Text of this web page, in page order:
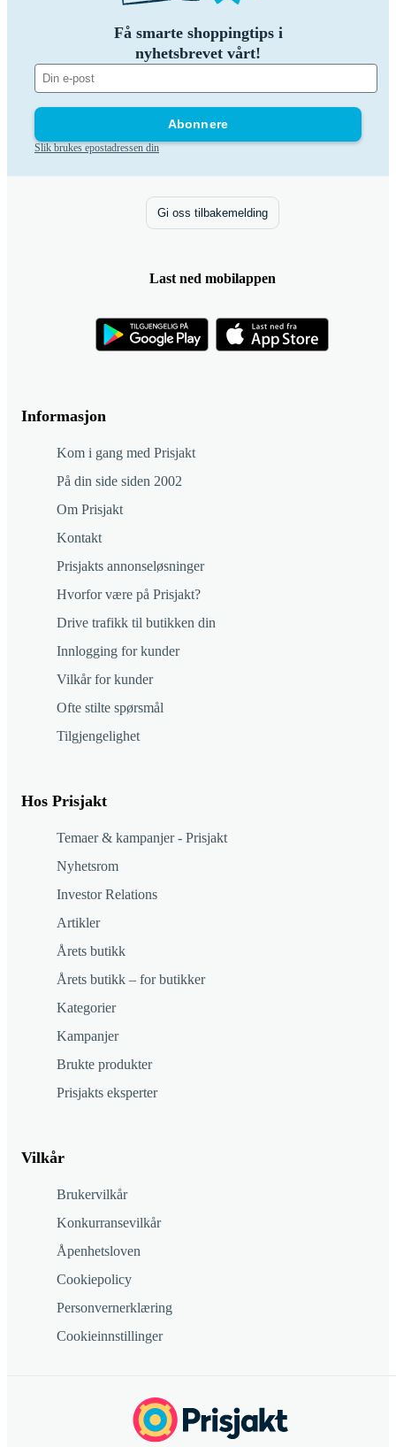
Få smarte shoppingtips i
nyhetsbrevet vårt!
Abonnere
Slik brukes epostadressen din
Informasjon
Kom i gang med Prisjakt
På din side siden 2002
Om Prisjakt
Kontakt
Prisjakts annonseløsninger
Hvorfor være på Prisjakt?
Drive trafikk til butikken din
Innlogging for kunder
Vilkår for kunder
Ofte stilte spørsmål
Tilgjengelighet
Hos Prisjakt
Temaer & kampanjer - Prisjakt
Nyhetsrom
Investor Relations
Artikler
Årets butikk
Årets butikk – for butikker
Kategorier
Kampanjer
Brukte produkter
Prisjakts eksperter
Vilkår
Brukervilkår
Konkurransevilkår
Åpenhetsloven
Cookiepolicy
Personvernerklæring
Cookieinnstillinger
Gi oss tilbakemelding
Last ned mobilappen